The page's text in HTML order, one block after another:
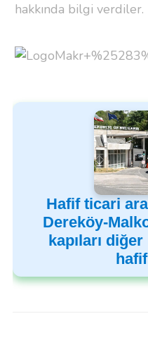
hakkında bilgi verdiler.
Hafif ticari
Dereköy-
kapıları